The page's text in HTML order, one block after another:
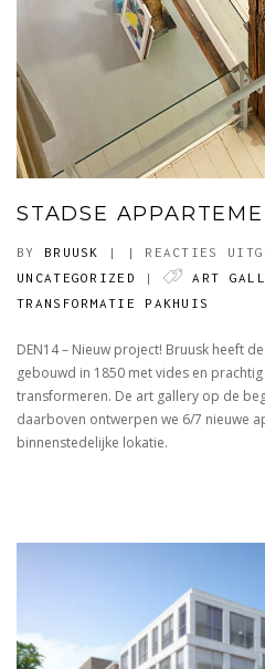
STADSE
BY BRUUSK | | REACTIES
UNCATEGORIZED
| ART
TRANSFORMATIE PAKHUIS
DEN14 – Nieuw project! Bruusk heeft
gebouwd in 1850 met vides en
transformeren. De art gallery op de
daarboven ontwerpen we 6/7 nieuwe
binnenstedelijke lokatie.